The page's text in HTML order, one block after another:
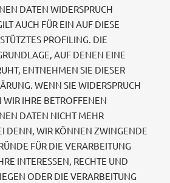
DATEN WIDERSPRUCH
AUCH FÜR EIN AUF DIESE
PROFILING. DIE
AUF DENEN EINE
ENTNEHMEN SIE DIESER
WENN SIE WIDERSPRUCH
IHRE BETROFFENEN
DATEN NICHT MEHR
DENN, WIR KÖNNEN ZWINGENDE
FÜR DIE VERARBEITUNG
INTERESSEN, RECHTE UND
ODER DIE VERARBEITUNG